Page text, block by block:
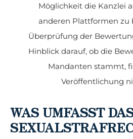
Möglichkeit die Kanzlei
anderen Plattformen zu
Überprüfung der
Hinblick darauf, ob die
Mandanten stammt,
Veröffentlichung
WAS UMFASST